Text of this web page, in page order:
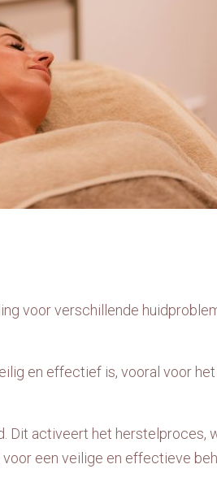
voor verschillende
en effectief is, vooral voor
Dit activeert het herstelproces,
een veilige en effectieve